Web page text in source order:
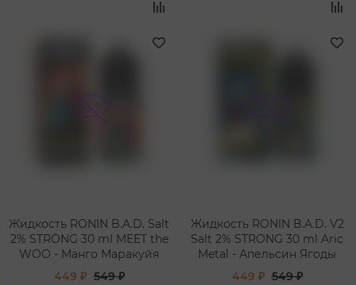
Жидкость RONIN B.A.D. Salt
2% STRONG 30 ml MEET the
WOO - Манго Маракуйя
449 ₽ 549 ₽
Жидкость RONIN B.A.D. V2
Salt 2% STRONG 30 ml Aric
Metal - Апельсин Ягоды
449 ₽ 549 ₽